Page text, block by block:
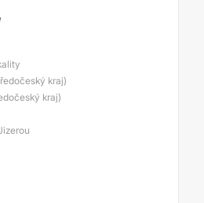
kraj)
kraj)